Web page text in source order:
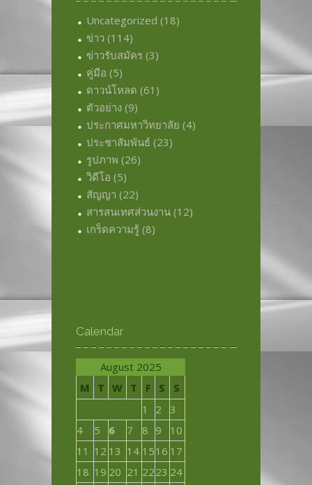
Uncategorized (18)
ข่าว (114)
ข่าวรับสมัคร (3)
คู่มือ (5)
ดาวน์โหลด (61)
ตัวอย่าง (9)
ประกาศมหาวิทยาลัย (4)
ประชาสัมพันธ์ (23)
รูปภาพ (26)
วิดีโอ (5)
สัญญา (22)
สารสนเทศส่วนงาน (12)
เกร็ดความรู้ (8)
Calendar
August 2025
M
T W T F S
S
1
2
3
4
5 6 7 8 9
10
11 12 13 14 1516 17
18 19 20 21 2223 24